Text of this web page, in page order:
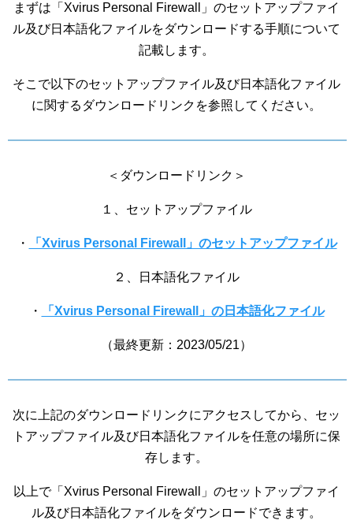
まずは「Xvirus Personal Firewall」のセットアップファイ
ル及び日本語化ファイルをダウンロードする手順について
記載します。
そこで以下のセットアップファイル及び日本語化ファイル
に関するダウンロードリンクを参照してください。
＜ダウンロードリンク＞
１、セットアップファイル
・ 「Xvirus Personal Firewall」のセットアップファイル
２、日本語化ファイル
・ 「Xvirus Personal Firewall」の日本語化ファイル
（最終更新：2023/05/21）
次に上記のダウンロードリンクにアクセスしてから、セッ
トアップファイル及び日本語化ファイルを任意の場所に保
存します。
以上で「Xvirus Personal Firewall」のセットアップファイ
ル及び日本語化ファイルをダウンロードできます。